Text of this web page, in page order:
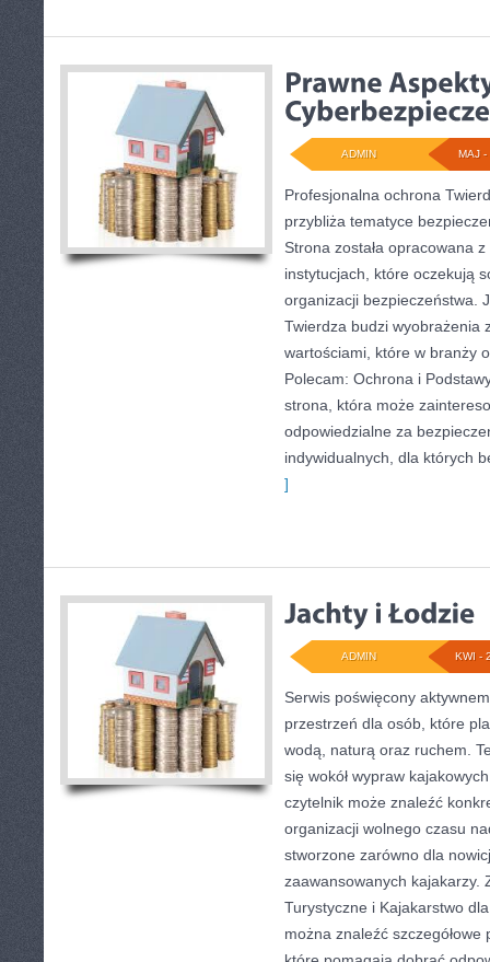
MAJ -
ADMIN
Profesjonalna ochrona
przybliża tematyce
Strona została opracowana
instytucjach, które oczekują
organizacji bezpieczeństwa.
Twierdza budzi wyobrażenia
wartościami, które w branży
Polecam: Ochrona i
strona, która może
odpowiedzialne za
indywidualnych, dla których
]
KWI -
ADMIN
Serwis poświęcony
przestrzeń dla osób, które
wodą, naturą oraz ruchem.
się wokół wypraw
czytelnik może znaleźć
organizacji wolnego czasu
stworzone zarówno dla
zaawansowanych kajakarzy.
Turystyczne i Kajakarstwo
można znaleźć